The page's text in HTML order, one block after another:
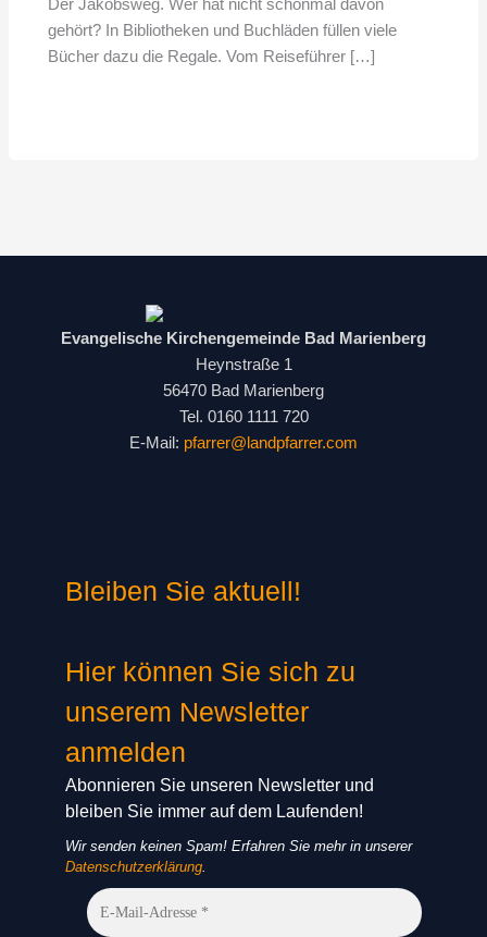
Der Jakobsweg. Wer hat nicht schonmal davon
gehört? In Bibliotheken und Buchläden füllen viele
Bücher dazu die Regale. Vom Reiseführer […]
Evangelische Kirchengemeinde Bad Marienberg
Heynstraße 1
56470 Bad Marienberg
Tel. 0160 1111 720
E-Mail: pfarrer@landpfarrer.com
Bleiben Sie aktuell!
Hier können Sie sich zu
unserem Newsletter
anmelden
Abonnieren Sie unseren Newsletter und
bleiben Sie immer auf dem Laufenden!
Wir senden keinen Spam! Erfahren Sie mehr in unserer
Datenschutzerklärung